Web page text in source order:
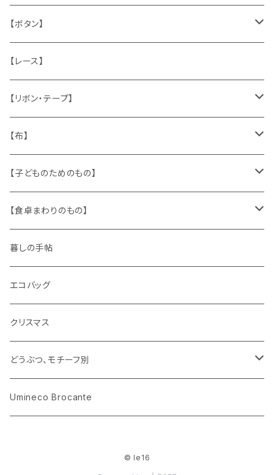
うさぎ
キャラクター
ピノキオ
ハンドメイド製品
お部屋に飾るもの
メタル製品
缶、箱
陶磁器
文房具
木製品
ミニチュア、ドールハウス
マッチラベル、食品ラベル
蔵書票、荷札、ビュバー、伝票
シール、ステッカー、クロモス
袋、箱、ナプキン、コースター
パズル、ゲーム
古本、古雑誌、古えほん
古レコード
古せっけん
ラッピングペーパー、壁紙
袋、ラッピングペーパー
ひも、テープ
封筒、ポストカード
切手
スタンプ
文房具
【ボタン】
木
貝
メタル
ガラス
プラスチック
紙
【レース】
【リボン・テープ】
チロルテープ・イニシャルテープ
トリム
ワッペン
【布】
キッチンクロス、ナプキン
ニット
布地
【子どものためのもの】
身に着けるもの
【食卓まわりのもの】
ガラス
花びん
小物入れ
陶磁器
カップアンドソーサー
プレート
木製品
ホーロー
メタル
暮しの手帖
エコバッグ
クリスマス
どうぶつ、モチーフ別
くま、ベア
Umineco Brocante
© le16